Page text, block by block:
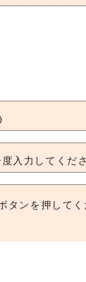
入力してくだ
タンを押して